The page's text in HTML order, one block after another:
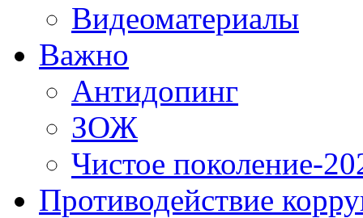
Видеоматериалы
Важно
Антидопинг
ЗОЖ
Чистое поколение-
Противодействие